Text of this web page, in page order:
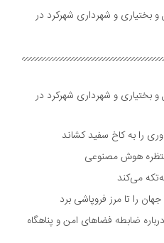
بختیاری و شهرداری شهرکرد در
بختیاری و شهرداری شهرکرد در
را به کاخ سفید کشاند
هوش مصنوعی
می‌کند
را تا مرز فروپاشی برد
ضابطه فضا‌های امن و پناهگاه